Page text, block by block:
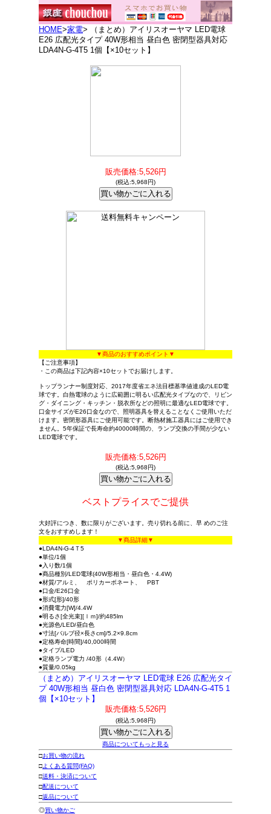
HOME>家電> （まとめ）アイリスオーヤマ LED電球
E26 広配光タイプ 40W形相当 昼白色 密閉型器具対応
LDA4N-G-4T5 1個【×10セット】
販売価格:5,526円
(税込:5,968円)
▼商品のおすすめポイント▼
【ご注意事項】
・この商品は下記内容×10セットでお届けします。
トップランナー制度対応、2017年度省エネ法目標基準値達成のLED電
球です。白熱電球のように広範囲に明るい広配光タイプなので、リビン
グ・ダイニング・キッチン・脱衣所などの照明に最適なLED電球です。
口金サイズがE26口金なので、照明器具を替えることなくご使用いただ
けます。密閉形器具にご使用可能です。断熱材施工器具にはご使用でき
ません。5年保証で長寿命約40000時間の、ランプ交換の手間が少ない
LED電球です。
販売価格:5,526円
(税込:5,968円)
ベストプライスでご提供
大好評につき、数に限りがございます。売り切れる前に、早 めのご注
文をおすすめします！
▼商品詳細▼
●LDA4N-G-4Ｔ5
●単位/1個
●入り数/1個
●商品種別/LED電球(40W形相当・昼白色・4.4W)
●材質/アルミ、 ポリカーボネート、 PBT
●口金/E26口金
●形式[形]/40形
●消費電力[W]/4.4W
●明るさ[全光束][ｌｍ]/約485lm
●光源色/LED/昼白色
●寸法[バルブ径×長さcm]/5.2×9.8cm
●定格寿命[時間]/40,000時間
●タイプ/LED
●定格ランプ電力 /40形（4.4W）
●質量/0.05kg
（まとめ）アイリスオーヤマ LED電球 E26 広配光タイ
プ 40W形相当 昼白色 密閉型器具対応 LDA4N-G-4T5 1
個【×10セット】
販売価格:5,526円
(税込:5,968円)
商品についてもっと見る
□お買い物の流れ
□よくある質問(FAQ)
□送料・決済について
□配送について
□返品について
◎買い物かご